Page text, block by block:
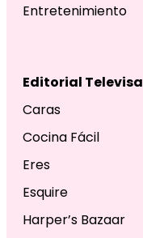
Entretenimiento
Editorial Televisa
Caras
Cocina Fácil
Eres
Esquire
Harper’s Bazaar